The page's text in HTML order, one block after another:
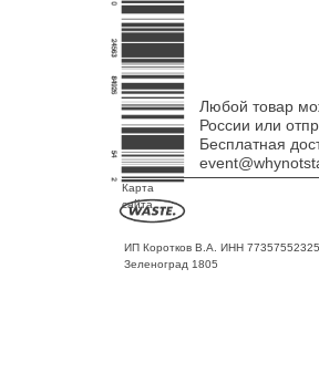
Любой товар
России или
Бесплатная
Карта
сайта
ИП Коротков В.А. ИНН
Зеленоград 1805